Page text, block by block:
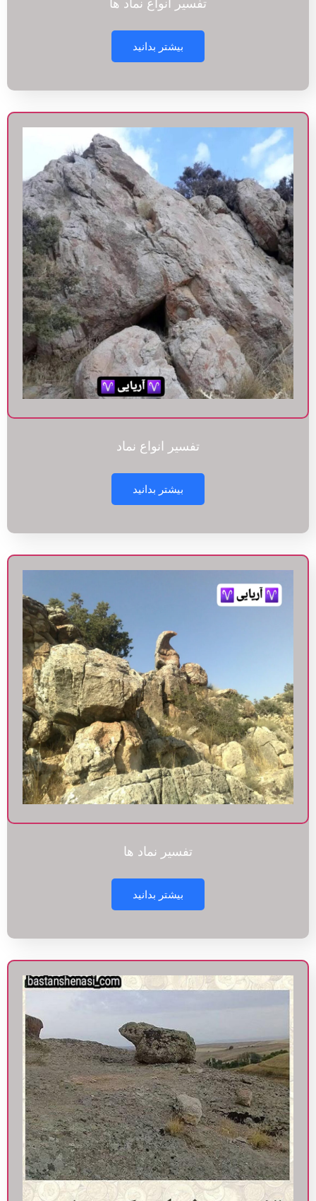
بیشتر بدانید
تفسیر انواع نماد
بیشتر بدانید
تفسیر نماد ها
بیشتر بدانید